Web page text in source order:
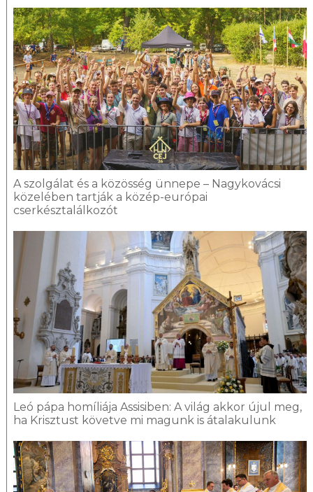
A szolgálat és a közösség ünnepe – Nagykovácsi
közelében tartják a közép-európai
cserkésztalálkozót
Leó pápa homíliája Assisiben: A világ akkor újul meg,
ha Krisztust követve mi magunk is átalakulunk